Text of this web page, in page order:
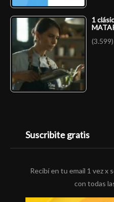
1
(3.599)
Suscribite gratis
Recibí en tu email 1 vez
con todas